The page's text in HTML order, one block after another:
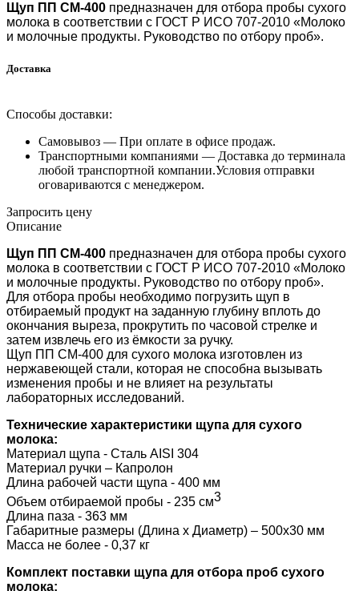
Щуп ПП СМ-400 предназначен для отбора пробы сухого
молока в соответствии с ГОСТ Р ИСО 707-2010 «Молоко
и молочные продукты. Руководство по отбору проб».
Доставка
Способы доставки:
Самовывоз — При оплате в офисе продаж.
Транспортными компаниями — Доставка до терминала
любой транспортной компании.Условия отправки
оговариваются с менеджером.
Запросить цену
Описание
Щуп ПП СМ-400 предназначен для отбора пробы сухого
молока в соответствии с ГОСТ Р ИСО 707-2010 «Молоко
и молочные продукты. Руководство по отбору проб».
Для отбора пробы необходимо погрузить щуп в
отбираемый продукт на заданную глубину вплоть до
окончания выреза, прокрутить по часовой стрелке и
затем извлечь его из ёмкости за ручку.
Щуп ПП СМ-400 для сухого молока изготовлен из
нержавеющей стали, которая не способна вызывать
изменения пробы и не влияет на результаты
лабораторных исследований.
Технические характеристики щупа для сухого
молока:
Материал щупа - Сталь AISI 304
Материал ручки – Капролон
Длина рабочей части щупа - 400 мм
Объем отбираемой пробы - 235 см3
Длина паза - 363 мм
Габаритные размеры (Длина х Диаметр) – 500х30 мм
Масса не более - 0,37 кг
Комплект поставки щупа для отбора проб сухого
молока: